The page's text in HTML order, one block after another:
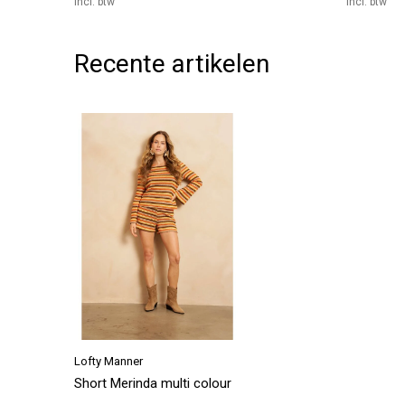
Recente artikelen
Lofty Manner
Short Merinda multi colour